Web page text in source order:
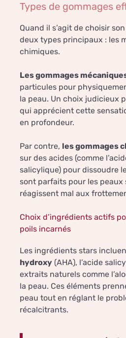
Types de gommages
Quand il s’agit de choisir
deux types principaux : les
chimiques.
Les gommages
particules pour
la peau. Un choix judicieux
qui apprécient cette
en profondeur.
Par contre, les gommages
sur des acides (comme
salicylique) pour dissoudre
sont parfaits pour les peaux
réagissent mal aux
Choix d’ingrédients actifs
poils incarnés
Les ingrédients stars
hydroxy (AHA), l’acide
extraits naturels comme
la peau. Ces éléments
peau tout en réglant le
récalcitrants.